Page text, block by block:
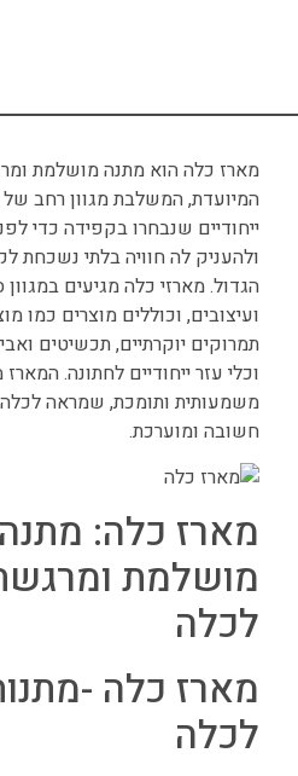
מארז כלה הוא מתנה מושלמת
המיועדת, המשלבת מגוון רחב של
ייחודיים שנבחרו בקפידה כדי
ולהעניק לה חוויה בלתי נשכחת
הגדול. מארזי כלה מגיעים במגוון
ועיצובים, וכוללים מוצרים כמו
תמרוקים יוקרתיים, תכשיטים
וכלי עזר ייחודיים לחתונה. המארז
משמעותית ותומכת, שמראה לכלה
חשובה ומוערכת.
מארז כלה: מתנה
מושלמת ומרגשת
לכלה
מארז כלה -מתנות
לכלה